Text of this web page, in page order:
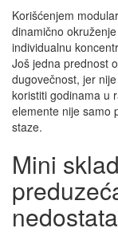
Korišćenjem
dinamično
individualnu
Još jedna prednost
dugovečnost, jer
koristiti godinama u
elemente nije samo
staze.
Mini